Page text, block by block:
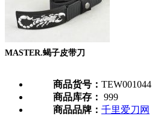
MASTER.蝎子皮带刀
商品货号： TEW001044
商品库存： 999
商品品牌： 千里爱刀网